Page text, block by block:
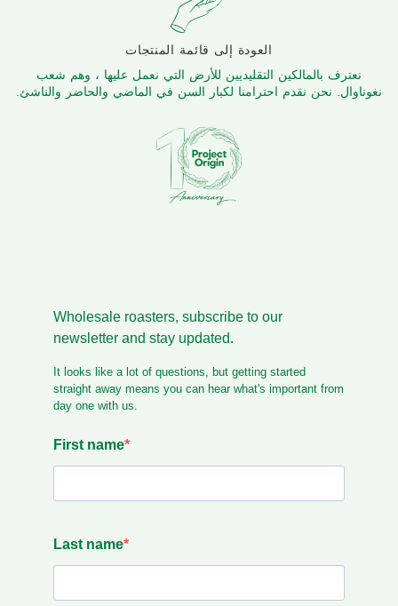
العودة إلى قائمة المنتجات
نعترف بالمالكين التقليديين للأرض التي نعمل عليها ، وهم شعب
نغوناوال. نحن نقدم احترامنا لكبار السن في الماضي والحاضر والناشئ.